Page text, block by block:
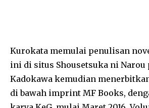
Kurokata memulai penulisan
ini di situs Shousetsuka ni Narou
Kadokawa kemudian
di bawah imprint MF Books,